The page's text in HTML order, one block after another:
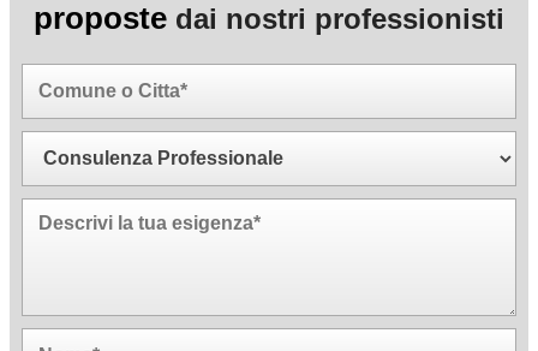
proposte dai nostri professionisti